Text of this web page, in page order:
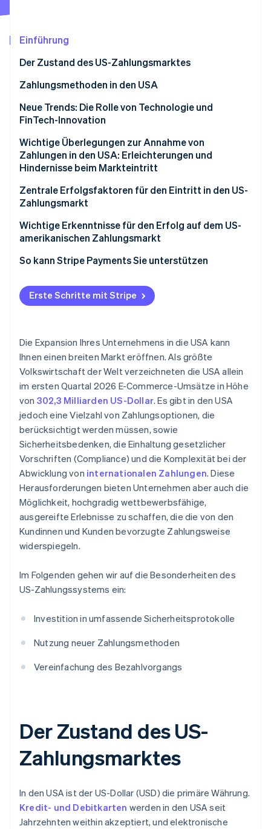
CO₂-Entnahme
Identity
Online-Identitätsprüfung
Stripe-Sessions 2026
Erfahren Sie, wie Stripe Lösungen für die
Jetzt ansehen
Einführung
Der Zustand des US-Zahlungsmarktes
Regulatorisches Umfeld
Zahlungsmethoden in den USA
Aktuelle Trends bei der Zahlungsnutzung
Beliebte B2B-Zahlungsmethoden in den USA
Neue Trends: Die Rolle von Technologie und
FinTech-Innovation
Wichtige Überlegungen zur Annahme von
Zahlungen in den USA: Erleichterungen und
Hindernisse beim Markteintritt
Umsatzsteuern und Steuerkonformität
Rückbuchungen und Streitfallbeilegung
Internationale Zahlungen annehmen
Zahlungssicherheit und Datenschutz
Zentrale Erfolgsfaktoren für den Eintritt in den US-
Zahlungsmarkt
Wichtige Erkenntnisse für den Erfolg auf dem US-
amerikanischen Zahlungsmarkt
Implementieren Sie strenge Sicherheitsmaßnahmen
Neue Zahlungsmethoden als Chance sehen
Den Bezahlvorgang vereinfachen
So kann Stripe Payments Sie unterstützen
Erste Schritte mit Stripe
Die Expansion Ihres Unternehmens in die USA kann
Ihnen einen breiten Markt eröffnen. Als größte
Volkswirtschaft der Welt verzeichneten die USA allein
im ersten Quartal 2026 E-Commerce-Umsätze in Höhe
von 302,3 Milliarden US-Dollar. Es gibt in den USA
jedoch eine Vielzahl von Zahlungsoptionen, die
berücksichtigt werden müssen, sowie
Sicherheitsbedenken, die Einhaltung gesetzlicher
Vorschriften (Compliance) und die Komplexität bei der
Abwicklung von internationalen Zahlungen. Diese
Herausforderungen bieten Unternehmen aber auch die
Möglichkeit, hochgradig wettbewerbsfähige,
ausgereifte Erlebnisse zu schaffen, die die von den
Kundinnen und Kunden bevorzugte Zahlungsweise
widerspiegeln.
Im Folgenden gehen wir auf die Besonderheiten des
US-Zahlungssystems ein:
Investition in umfassende Sicherheitsprotokolle
Nutzung neuer Zahlungsmethoden
Vereinfachung des Bezahlvorgangs
Der Zustand des US-
Zahlungsmarktes
In den USA ist der US-Dollar (USD) die primäre Währung.
Kredit- und Debitkarten werden in den USA seit
Jahrzehnten weithin akzeptiert, und elektronische